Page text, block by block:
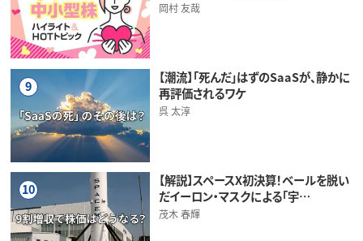
岡村 友哉
9
【潮流】「死んだ」はずのSaaSが、静かに
再評価されるワケ
呉 太淳
10
【解説】スペースX初決算！ベールを脱い
だイーロン・マスクによる「宇…
茂木 春輝